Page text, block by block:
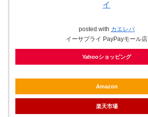
イ
posted with カエレバ
イーサプライ PayPayモール店
Yahooショッピング
Amazon
楽天市場